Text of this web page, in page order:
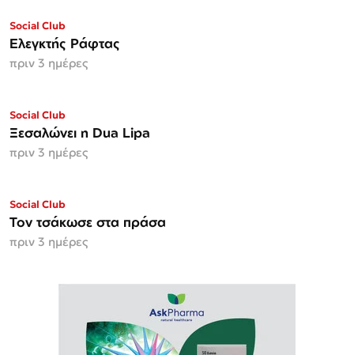
Social Club
Ελεγκτής Ράφτας
πριν 3 ημέρες
Social Club
Ξεσαλώνει η Dua Lipa
πριν 3 ημέρες
Social Club
Τον τσάκωσε στα πράσα
πριν 3 ημέρες